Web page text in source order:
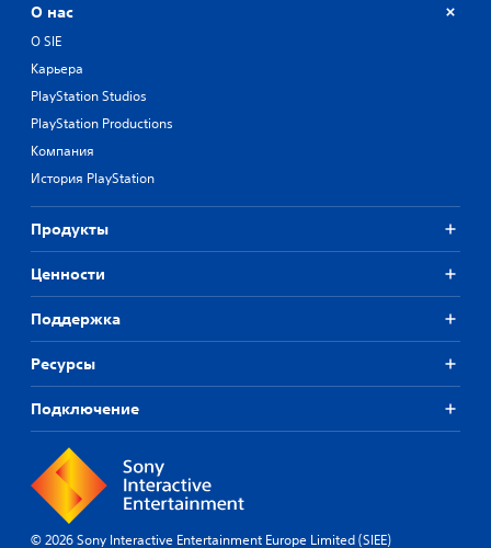
О нас
О SIE
Карьера
PlayStation Studios
PlayStation Productions
Компания
История PlayStation
Продукты
Ценности
Поддержка
Ресурсы
Подключение
© 2026 Sony Interactive Entertainment Europe Limited (SIEE)